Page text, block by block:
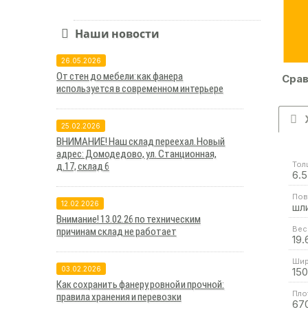
Наши новости
26.05.2026
От стен до мебели: как фанера
используется в современном интерьере
25.02.2026
ВНИМАНИЕ! Наш склад переехал. Новый
адрес: Домодедово, ул. Станционная,
д.17, склад 6
12.02.2026
Внимание! 13.02.26 по техническим
причинам склад не работает
03.02.2026
Как сохранить фанеру ровной и прочной:
правила хранения и перевозки
6.5
Вес